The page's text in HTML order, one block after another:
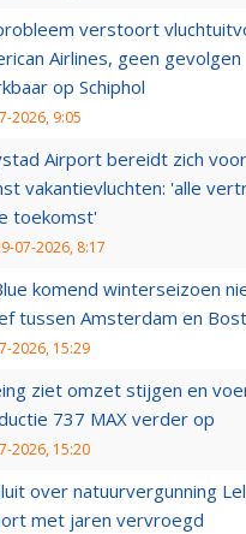
verstoort
Airlines, geen gevolgen
op Schiphol
2026, 9:05
Airport bereidt zich
vakantievluchten: 'alle
toekomst'
07-2026, 8:17
komend winterseizoen
tussen Amsterdam en
2026, 15:29
ziet omzet stijgen en
737 MAX verder op
2026, 15:20
over natuurvergunning
met jaren vervroegd